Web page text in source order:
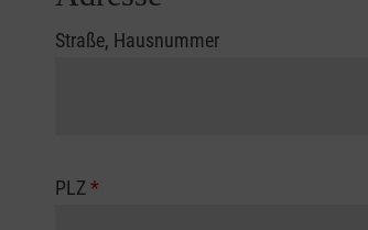
Straße, Hausnummer
PLZ*